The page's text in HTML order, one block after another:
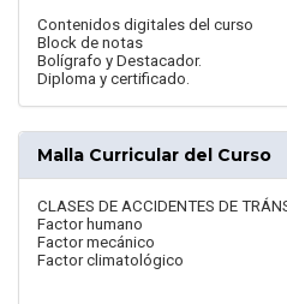
Contenidos digitales del curso
Block de notas
Bolígrafo y Destacador.
Diploma y certificado.
Malla Curricular del Curso
CLASES DE ACCIDENTES DE
Factor humano
Factor mecánico
Factor climatológico